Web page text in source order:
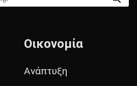
Οικονομία
Ανάπτυξη